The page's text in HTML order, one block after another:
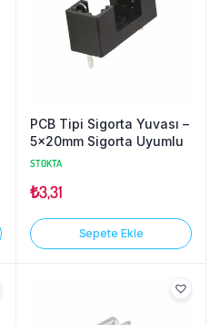
PCB Tipi Sigorta Yuvası –
5x20mm Sigorta Uyumlu
STOKTA
₺3,31
Sepete Ekle